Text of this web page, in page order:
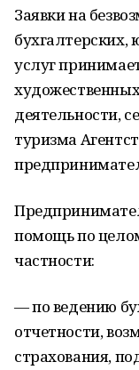
Заявки на
услуг
деятельности,
туризма
помощь по
частности:
— по ведению
отчетности,
страхования,